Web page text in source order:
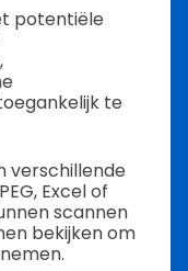
potentiële
te
verschillende
Excel of
scannen
bekijken om